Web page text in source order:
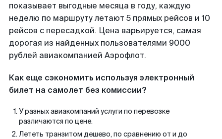
показывает выгодные месяца в году, каждую
неделю по маршруту летают 5 прямых рейсов и 10
рейсов с пересадкой. Цена варьируется, самая
дорогая из найденных пользователями 9000
рублей авиакомпанией Аэрофлот.
Как еще сэкономить используя электронный
билет на самолет без комиссии?
У разных авиакомпаний услуги по перевозке
различаются по цене.
Лететь транзитом дешево, по сравнению от и до